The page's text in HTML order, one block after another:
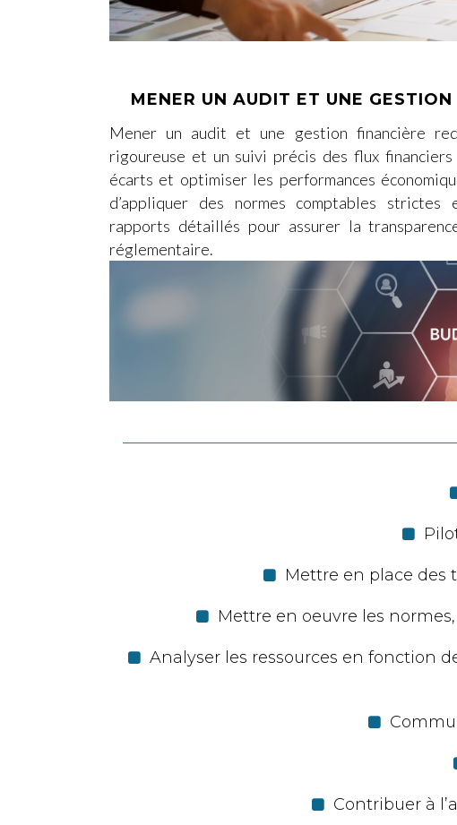
MENER UN AUDIT ET UNE GESTION
Mener un audit et une gestion financière
rigoureuse et un suivi précis des flux
écarts et optimiser les performances
d’appliquer des normes comptables
rapports détaillés pour assurer la
réglementaire.
Mettre en place des
Mettre en oeuvre les
Analyser les ressources en fonction
Contribuer à